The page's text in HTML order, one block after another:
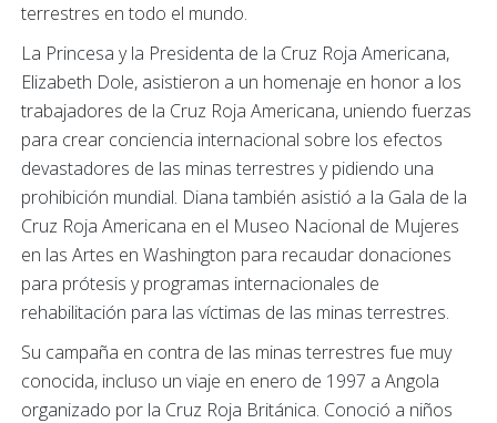
terrestres en todo el mundo.
La Princesa y la Presidenta de la Cruz Roja Americana,
Elizabeth Dole, asistieron a un homenaje en honor a los
trabajadores de la Cruz Roja Americana, uniendo fuerzas
para crear conciencia internacional sobre los efectos
devastadores de las minas terrestres y pidiendo una
prohibición mundial. Diana también asistió a la Gala de la
Cruz Roja Americana en el Museo Nacional de Mujeres
en las Artes en Washington para recaudar donaciones
para prótesis y programas internacionales de
rehabilitación para las víctimas de las minas terrestres.
Su campaña en contra de las minas terrestres fue muy
conocida, incluso un viaje en enero de 1997 a Angola
organizado por la Cruz Roja Británica. Conoció a niños